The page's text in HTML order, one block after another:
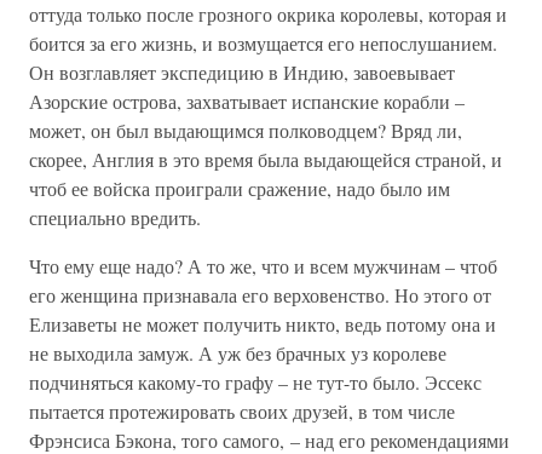
оттуда только после грозного окрика королевы, которая и
боится за его жизнь, и возмущается его непослушанием.
Он возглавляет экспедицию в Индию, завоевывает
Азорские острова, захватывает испанские корабли –
может, он был выдающимся полководцем? Вряд ли,
скорее, Англия в это время была выдающейся страной, и
чтоб ее войска проиграли сражение, надо было им
специально вредить.
Что ему еще надо? А то же, что и всем мужчинам – чтоб
его женщина признавала его верховенство. Но этого от
Елизаветы не может получить никто, ведь потому она и
не выходила замуж. А уж без брачных уз королеве
подчиняться какому-то графу – не тут-то было. Эссекс
пытается протежировать своих друзей, в том числе
Фрэнсиса Бэкона, того самого, – над его рекомендациями